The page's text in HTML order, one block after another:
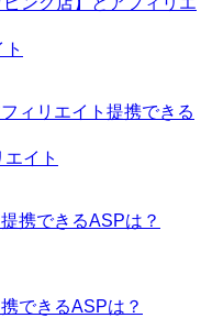
ィリエイト提携できる
イト
携できるASPは？
できるASPは？